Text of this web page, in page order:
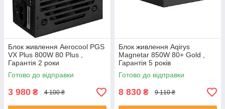
Блок живлення Aerocool PGS
VX Plus 800W 80 Plus ,
Гарантія 2 роки
Готово до відправки
3 980 ₴ 4 100 ₴
Блок живлення Aqirys
Magnetar 850W 80+ Gold ,
Гарантія 5 років
Готово до відправки
8 830 ₴ 9 110 ₴